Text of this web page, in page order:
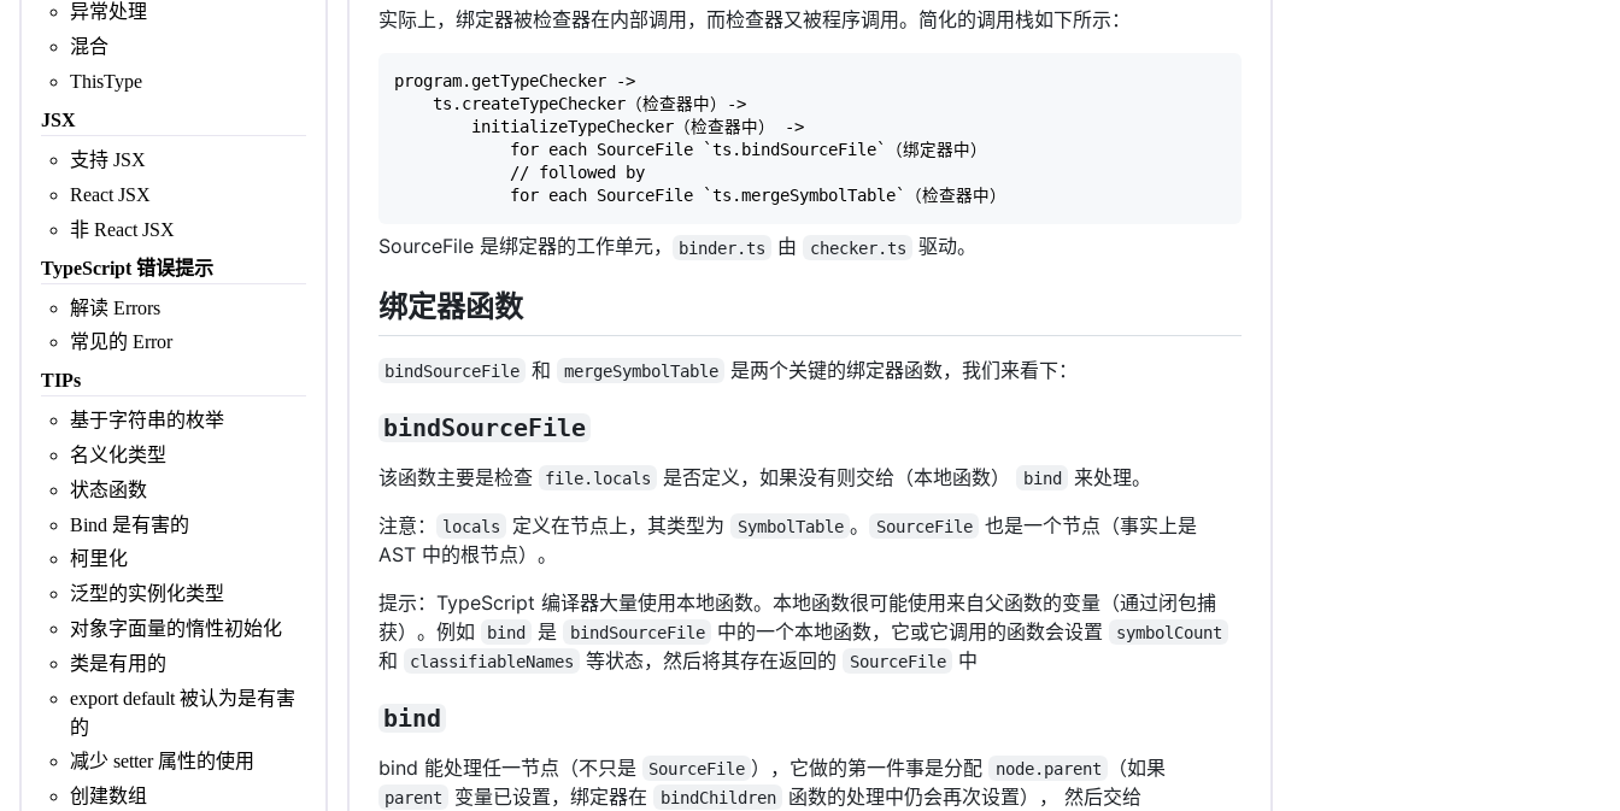
异常处理
混合
ThisType
JSX
支持 JSX
React JSX
非 React JSX
TypeScript 错误提示
解读 Errors
常见的 Error
TIPs
基于字符串的枚举
名义化类型
状态函数
Bind 是有害的
柯里化
泛型的实例化类型
对象字面量的惰性初始化
类是有用的
export default 被认为是有害
的
减少 setter 属性的使用
创建数组
实际上，绑定器被检查器在内部调用，而检查器又被程序调用。简化的调用栈如下所示：
program.getTypeChecker ->
    ts.createTypeChecker（检查器中）->
        initializeTypeChecker（检查器中） ->
            for each SourceFile `ts.bindSourceFile`（绑定器中）
            // followed by
            for each SourceFile `ts.mergeSymbolTable`（检查器中）
SourceFile 是绑定器的工作单元， binder.ts 由 checker.ts 驱动。
绑定器函数
bindSourceFile 和 mergeSymbolTable 是两个关键的绑定器函数，我们来看下：
bindSourceFile
该函数主要是检查 file.locals 是否定义，如果没有则交给（本地函数） bind
来处理。
注意：
locals 定义在节点上，其类型为 SymbolTable 。 SourceFile
也是一个节点（事实上是
AST 中的根节点）。
提示：TypeScript 编译器大量使用本地函数。本地函数很可能使用来自父函数的变量（通过闭包捕
获）。例如
bind 是 bindSourceFile 中的一个本地函数，它或它调用的函数会设置 symbolCount
和 classifiableNames 等状态，然后将其存在返回的 SourceFile 中
bind
bind 能处理任一节点（不只是 SourceFile ），它做的第一件事是分配 node.parent （如果
parent 变量已设置，绑定器在 bindChildren 函数的处理中仍会再次设置）， 然后交给